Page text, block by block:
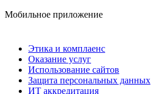
Мобильное приложение
Этика и комплаенс
Оказание услуг
Использование сайтов
Защита персональных данных
ИТ аккредитация